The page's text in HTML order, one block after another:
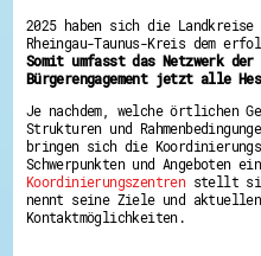
Zahlen,
2025 haben sich die Landkreise
Rheingau-Taunus-Kreis dem
Somit umfasst das Netzwerk
Bürgerengagement jetzt alle
Je nachdem, welche örtlichen
Strukturen und
bringen sich die
Schwerpunkten und Angeboten
Koordinierungszentren stellt
nennt seine Ziele und
Kontaktmöglichkeiten.